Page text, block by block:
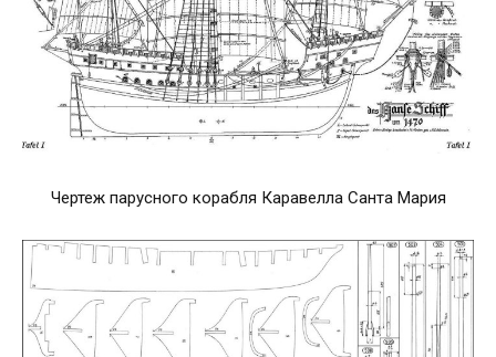
Чертеж парусного корабля Каравелла Санта Мария